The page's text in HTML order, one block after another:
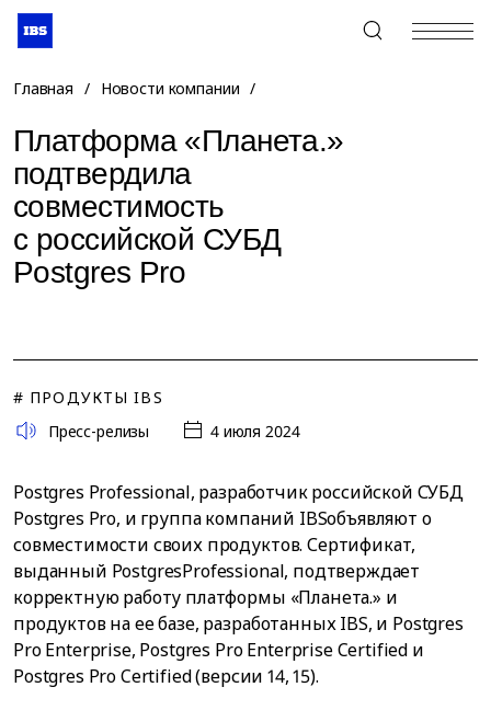
+7 (495) 967-80-80
Главная / Новости компании /
Платформа «Планета.»
подтвердила
совместимость
с российской СУБД
Postgres Pro
# ПРОДУКТЫ IBS
Пресс-релизы
4 июля 2024
Postgres Professional, разработчик российской СУБД
Postgres Pro, и группа компаний IBSобъявляют о
совместимости своих продуктов. Сертификат,
выданный PostgresProfessional, подтверждает
корректную работу платформы «Планета.» и
продуктов на ее базе, разработанных IBS, и Postgres
Pro Enterprise, Postgres Pro Enterprise Certified и
Postgres Pro Certified (версии 14, 15).